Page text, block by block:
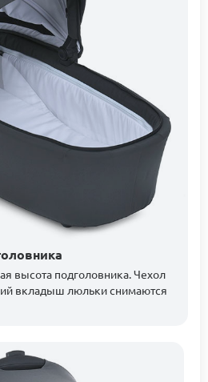
высота подголовника. Чехол
вкладыш люльки снимаются